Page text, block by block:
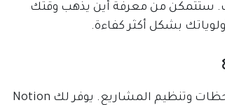
ستتمكن من معرفة أين يذهب وقتك
بشكل أكثر كفاءة.
يعتبر Notion تطبيقًا متعدد الوظائف، حيث يجمع بين إدارة الملاحظات وتنظيم المشاريع. يوفر لك Notion